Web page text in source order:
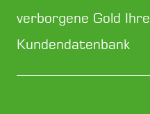
verborgene Gold
Kundendatenbank